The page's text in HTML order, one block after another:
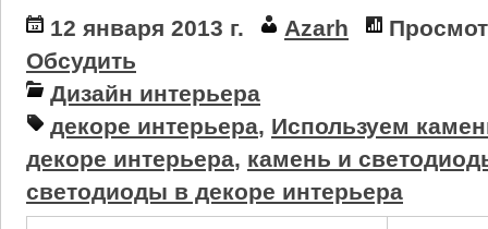
12 января 2013 г. Azarh
Обсудить
Дизайн интерьера
декоре интерьера, Используем
декоре интерьера, камень и
светодиоды в декоре интерьера